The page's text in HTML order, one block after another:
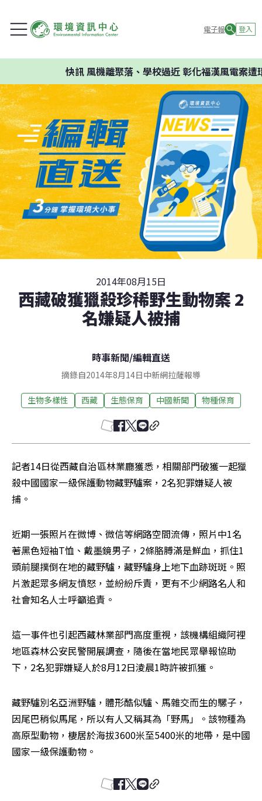
電子報 登入
快訊風機離聚落、學校過近 彰化福漢風電案遭環
2014年08月15日
西藏破獲獵殺珍稀野生動物案 2
名嫌疑人被捕
時事新聞/編輯直送
摘錄自2014年8月14日中新網拉薩報導
生物多樣性 西藏 生態保育 中國新聞 物種保育
記者14日從西藏自治區林業廳獲悉，相關部門破獲一起獵
殺中國國家一級保護動物藏野驢案，2名犯罪嫌疑人被
捕。
近期一張照片在微博、微信等網路空間流傳，照片中1名
著黑色短袖T恤、戴墨鏡男子，2條胳膊滿是鮮血，抓住1
頭前腿撲倒在地的藏野驢，藏野驢身上地下血跡斑斑。照
片激起眾多網友憤怒，並紛紛斥責，更有不少網路名人和
社會知名人士呼籲追責。
這一事件也引起西藏林業部門高度重視，該機構組織阿裡
地區森林公安民警開展調查，隨後在當地民眾舉報協助
下，2名犯罪嫌疑人於8月12日淩晨1時許被抓獲。
藏野驢別名亞洲野驢，體形酷似驢、馬雜交而生的騾子，
因尾巴稍似馬尾，所以有人又稱其為「野馬」。該物種為
高原型動物，棲居於海拔3600米至5400米的地帶，是中國
國家一級保護動物。